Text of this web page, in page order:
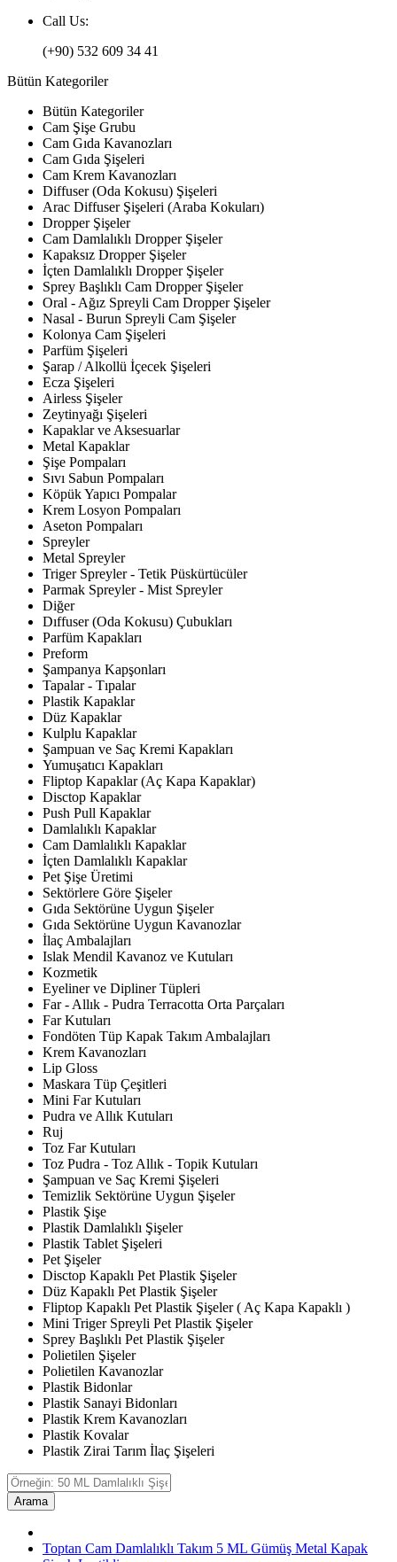
Call Us:
(+90) 532 609 34 41
Bütün Kategoriler
Bütün Kategoriler
Cam Şişe Grubu
Cam Gıda Kavanozları
Cam Gıda Şişeleri
Cam Krem Kavanozları
Diffuser (Oda Kokusu) Şişeleri
Arac Diffuser Şişeleri (Araba Kokuları)
Dropper Şişeler
Cam Damlalıklı Dropper Şişeler
Kapaksız Dropper Şişeler
İçten Damlalıklı Dropper Şişeler
Sprey Başlıklı Cam Dropper Şişeler
Oral - Ağız Spreyli Cam Dropper Şişeler
Nasal - Burun Spreyli Cam Şişeler
Kolonya Cam Şişeleri
Parfüm Şişeleri
Şarap / Alkollü İçecek Şişeleri
Ecza Şişeleri
Airless Şişeler
Zeytinyağı Şişeleri
Kapaklar ve Aksesuarlar
Metal Kapaklar
Şişe Pompaları
Sıvı Sabun Pompaları
Köpük Yapıcı Pompalar
Krem Losyon Pompaları
Aseton Pompaları
Spreyler
Metal Spreyler
Triger Spreyler - Tetik Püskürtücüler
Parmak Spreyler - Mist Spreyler
Diğer
Dıffuser (Oda Kokusu) Çubukları
Parfüm Kapakları
Preform
Şampanya Kapşonları
Tapalar - Tıpalar
Plastik Kapaklar
Düz Kapaklar
Kulplu Kapaklar
Şampuan ve Saç Kremi Kapakları
Yumuşatıcı Kapakları
Fliptop Kapaklar (Aç Kapa Kapaklar)
Disctop Kapaklar
Push Pull Kapaklar
Damlalıklı Kapaklar
Cam Damlalıklı Kapaklar
İçten Damlalıklı Kapaklar
Pet Şişe Üretimi
Sektörlere Göre Şişeler
Gıda Sektörüne Uygun Şişeler
Gıda Sektörüne Uygun Kavanozlar
İlaç Ambalajları
Islak Mendil Kavanoz ve Kutuları
Kozmetik
Eyeliner ve Dipliner Tüpleri
Far - Allık - Pudra Terracotta Orta Parçaları
Far Kutuları
Fondöten Tüp Kapak Takım Ambalajları
Krem Kavanozları
Lip Gloss
Maskara Tüp Çeşitleri
Mini Far Kutuları
Pudra ve Allık Kutuları
Ruj
Toz Far Kutuları
Toz Pudra - Toz Allık - Topik Kutuları
Şampuan ve Saç Kremi Şişeleri
Temizlik Sektörüne Uygun Şişeler
Plastik Şişe
Plastik Damlalıklı Şişeler
Plastik Tablet Şişeleri
Pet Şişeler
Disctop Kapaklı Pet Plastik Şişeler
Düz Kapaklı Pet Plastik Şişeler
Fliptop Kapaklı Pet Plastik Şişeler ( Aç Kapa Kapaklı )
Mini Triger Spreyli Pet Plastik Şişeler
Sprey Başlıklı Pet Plastik Şişeler
Polietilen Şişeler
Polietilen Kavanozlar
Plastik Bidonlar
Plastik Sanayi Bidonları
Plastik Krem Kavanozları
Plastik Kovalar
Plastik Zirai Tarım İlaç Şişeleri
Arama
Toptan Cam Damlalıklı Takım 5 ML Gümüş Metal Kapak